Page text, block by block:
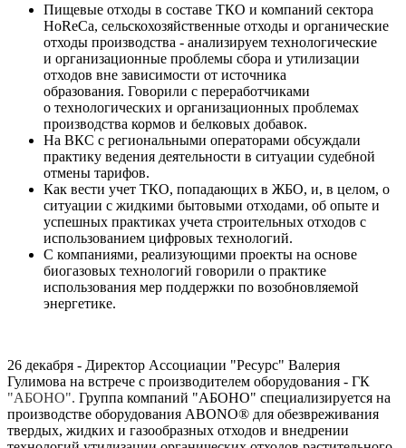
Пищевые отходы в составе ТКО и компаний сектора
HoReCa, сельскохозяйственные отходы и органические
отходы производства - анализируем технологические
и организационные проблемы сбора и утилизации
отходов вне зависимости от источника
образования. Говорили с переработчиками
о технологических и организационных проблемах
производства кормов и белковых добавок.
На ВКС с региональными операторами обсуждали
практику ведения деятельности в ситуации судебной
отмены тарифов.
Как вести учет ТКО, попадающих в ЖБО, и, в целом, о
ситуации с жидкими бытовыми отходами, об опыте и
успешных практиках учета строительных отходов с
использованием цифровых технологий.
С компаниями, реализующими проекты на основе
биогазовых технологий говорили о практике
использования мер поддержки по возобновляемой
энергетике.
26 декабря - Директор Ассоциации "Ресурс" Валерия
Гулимова на встрече с производителем оборудования - ГК
"АБОНО". Группа компаний "АБОНО" специализируется на
производстве оборудования ABONO® для обезвреживания
твердых, жидких и газообразных отходов и внедрении